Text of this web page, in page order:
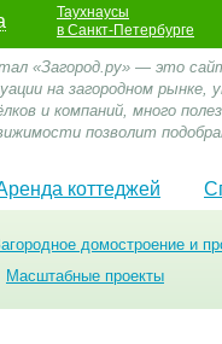
Таухнаусы
в Санкт-Петербурге
«Загород.ру» — это
на загородном
и компаний, много
позволит
коттеджей
домостроение и
Масштабные проекты